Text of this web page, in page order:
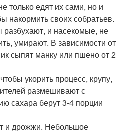
только едят их сами, но и
накормить своих собратьев.
разбухают, и насекомые, не
умирают. В зависимости от
сыпят манку или пшено от 2
укорить процесс, крупу,
размешивают с
сахара берут 3-4 порции
и дрожжи. Небольшое